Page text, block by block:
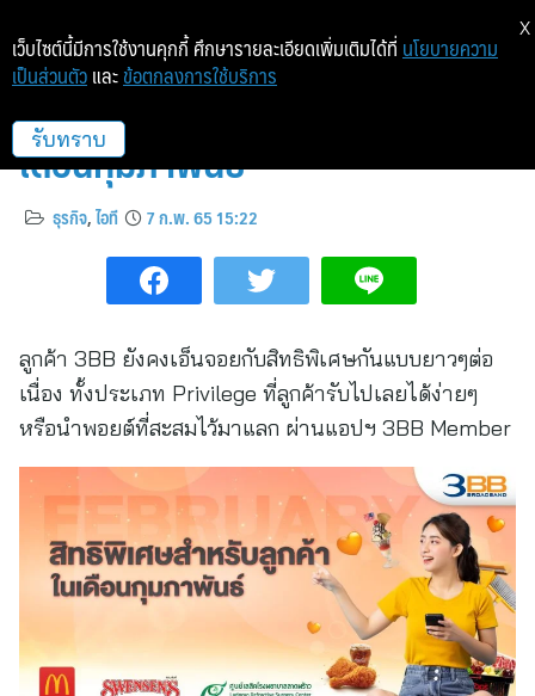
สิทธิพิเศษสำหรับลูกค้า 3BB ใน
เดือนกุมภาพันธ์
ธุรกิจ,ไอที 7 ก.พ. 65 15:22
ลูกค้า 3BB ยังคงเอ็นจอยกับสิทธิพิเศษกันแบบยาวๆต่อ
เนื่อง ทั้งประเภท Privilege ที่ลูกค้ารับไปเลยได้ง่ายๆ
หรือนำพอยต์ที่สะสมไว้มาแลก ผ่านแอปฯ 3BB Member
เว็บไซต์นี้มีการใช้งานคุกกี้ ศึกษารายละเอียดเพิ่มเติมได้ที่ นโยบายความ
เป็นส่วนตัว และ ข้อตกลงการใช้บริการ
รับทราบ
X